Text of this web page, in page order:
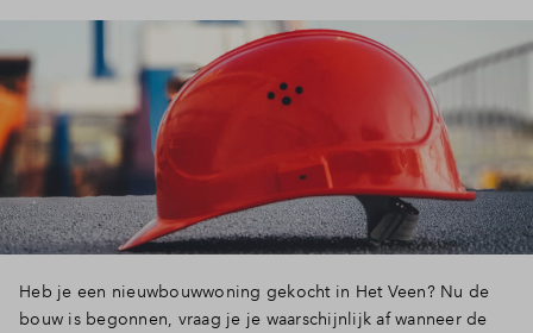
Heb je een nieuwbouwwoning gekocht in Het Veen? Nu de
bouw is begonnen, vraag je je waarschijnlijk af wanneer de